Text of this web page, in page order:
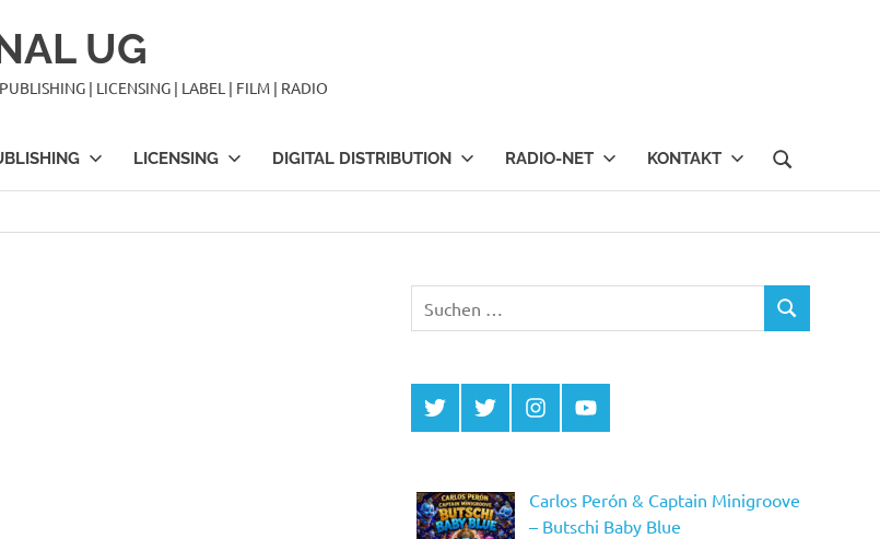
UG
| LICENSING | LABEL | FILM | RADIO
LICENSING DIGITAL DISTRIBUTION RADIO-NET KONTAKT
nach:
SUCHEN
Twitter
MCDP
Twitter
Musicradiostation
InstagramYouTube
Carlos Perón & Captain Minigroove
– Butschi Baby Blue